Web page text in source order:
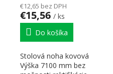
€12,65 bez DPH
€15,56 / ks
Do košíka
Stolová noha kovová
Výška 7100 mm bez